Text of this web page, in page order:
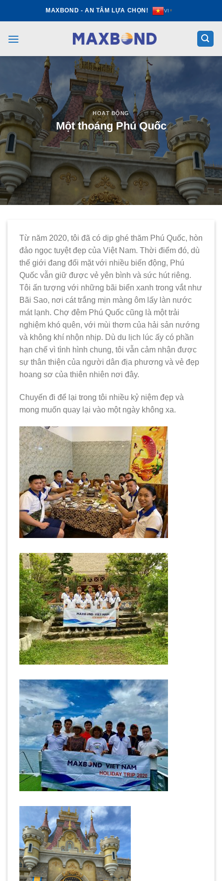
MAXBOND - AN TÂM LỰA CHỌN! VI ▼
HOẠT ĐỘNG
Một thoáng Phú Quốc
Từ năm 2020, tôi đã có dịp ghé thăm Phú Quốc, hòn
đảo ngọc tuyệt đẹp của Việt Nam. Thời điểm đó, dù
thế giới đang đối mặt với nhiều biến động, Phú
Quốc vẫn giữ được vẻ yên bình và sức hút riêng.
Tôi ấn tượng với những bãi biển xanh trong vắt như
Bãi Sao, nơi cát trắng mịn màng ôm lấy làn nước
mát lạnh. Chợ đêm Phú Quốc cũng là một trải
nghiệm khó quên, với mùi thơm của hải sản nướng
và không khí nhộn nhịp. Dù du lịch lúc ấy có phần
hạn chế vì tình hình chung, tôi vẫn cảm nhận được
sự thân thiện của người dân địa phương và vẻ đẹp
hoang sơ của thiên nhiên nơi đây.
Chuyến đi để lại trong tôi nhiều kỷ niệm đẹp và
mong muốn quay lại vào một ngày không xa.